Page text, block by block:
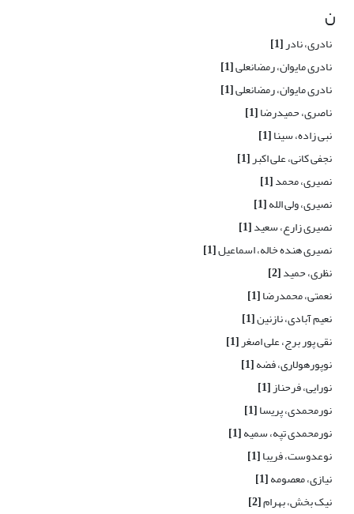
ن
نادری، نادر[1]
نادری مایوان، رمضانعلی[1]
نادری مایوان، رمضانعلی[1]
ناصری، حمیدرضا[1]
نبی زاده، سینا[1]
نجفی کانی، علی اکبر[1]
نصیری، محمد[1]
نصیری، ولی الله[1]
نصیری زارع، سعید[1]
نصیری هنده خاله، اسماعیل[1]
نظری، حمید[2]
نعمتی، محمدرضا[1]
نعیم آبادی، نازنین[1]
نقی پور برج، علی اصغر[1]
نوپورهولاری، فضه[1]
نورایی، فرحناز[1]
نورمحمدی، پریسا[1]
نورمحمدی تپه، سمیه[1]
نوعدوست، فریبا[1]
نیازی، معصومه[1]
نیک بخش، بهرام[2]